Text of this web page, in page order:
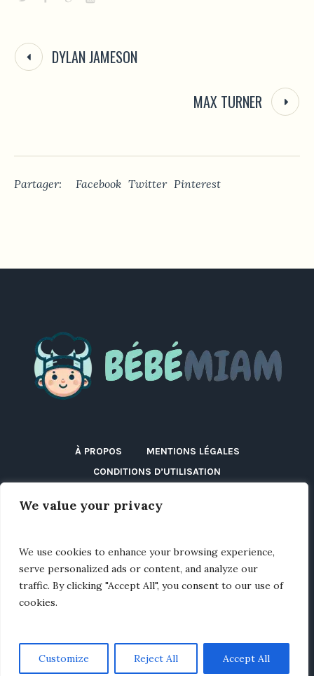
We value your privacy
We use cookies to enhance your browsing experience,
serve personalized ads or content, and analyze our
traffic. By clicking "Accept All", you consent to our use of
cookies.
Customize Reject All Accept All
DYLAN JAMESON
MAX TURNER
Partager: Facebook Twitter Pinterest
À PROPOS
MENTIONS LÉGALES
CONDITIONS D’UTILISATION
POLITIQUE DE COOKIES (UE)
BLOG
CONTACT
Bébémiam © 2025 / Tous droits réservés.